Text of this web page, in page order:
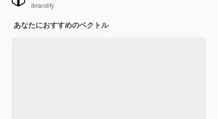
ibrandify
あなたにおすすめのベクトル